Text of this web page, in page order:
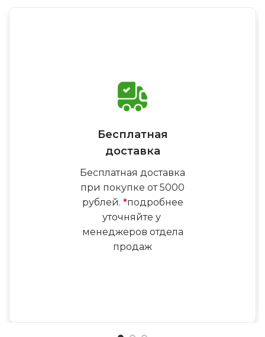
Бесплатная
доставка
Бесплатная доставка
при покупке от 5000
рублей. *подробнее
уточняйте у
менеджеров отдела
продаж